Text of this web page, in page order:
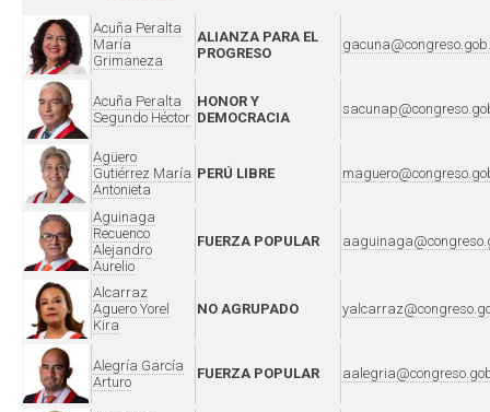
Acuña Peralta
María
Grimaneza
ALIANZA PARA EL
PROGRESO
Acuña Peralta
Segundo Héctor
HONOR Y
DEMOCRACIA
Agüero
Gutiérrez María
Antonieta
PERÚ LIBRE
Aguinaga
Recuenco
Alejandro
Aurelio
FUERZA POPULAR
Alcarraz
Aguero Yorel
Kira
NO AGRUPADO
Alegría García
Arturo
FUERZA POPULAR